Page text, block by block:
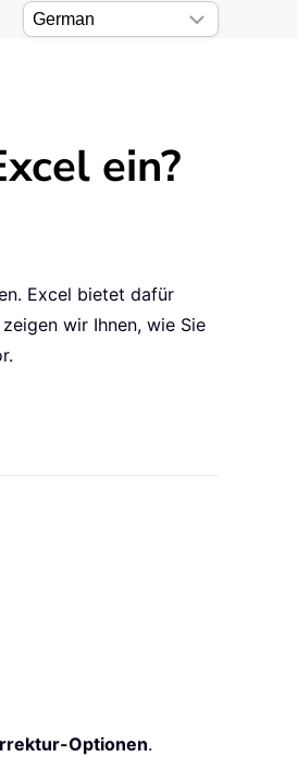
ein?
Excel bietet dafür
wir Ihnen, wie Sie
Optionen.